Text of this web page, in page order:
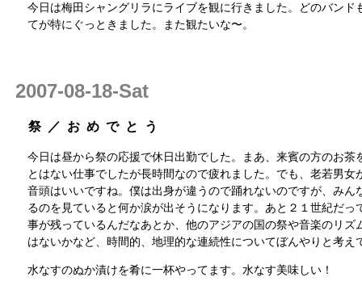
今日は梅田シャングリラにライブを観に行きました。どのバンド
てが特にぐっときました。また観たいな〜。
2007-08-18-Sat
祭／おめでとう
今日は昼から祭の応援で休日出勤でした。まあ、来賓の方のお茶
とはない仕事でしたが長時間なので疲れました。でも、老若男女
音頭はいいですね。僕は出身が違うので踊れないのですが、みん
るのを見ていると何か涙が出そうになります。あと２１世紀だっ
事が残っているんだなあとか、他のアジアの国の祭や音楽のリズ
はないかなど、時間的、地理的な連続性についてぼんやりと考え
水なすのぬか漬けを肴に一杯やってます。水なす美味しい！